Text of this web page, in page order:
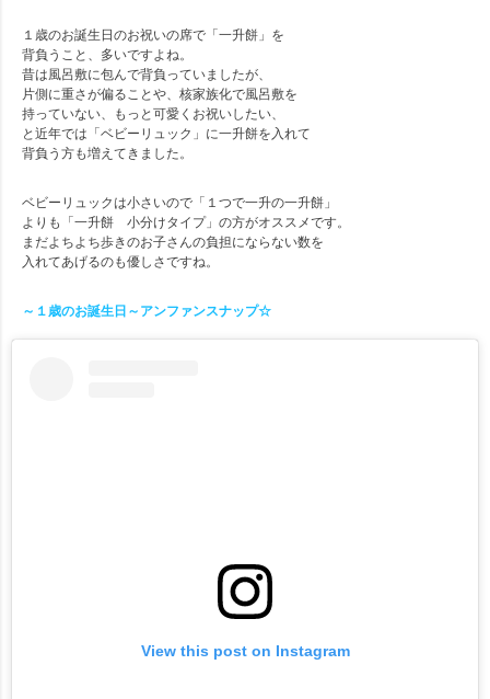
１歳のお誕生日のお祝いの席で「一升餅」を
背負うこと、多いですよね。
昔は風呂敷に包んで背負っていましたが、
片側に重さが偏ることや、核家族化で風呂敷を
持っていない、もっと可愛くお祝いしたい、
と近年では「ベビーリュック」に一升餅を入れて
背負う方も増えてきました。
ベビーリュックは小さいので「１つで一升の一升餅」
よりも「一升餅 小分けタイプ」の方がオススメです。
まだよちよち歩きのお子さんの負担にならない数を
入れてあげるのも優しさですね。
～１歳のお誕生日～アンファンスナップ☆
View this post on Instagram